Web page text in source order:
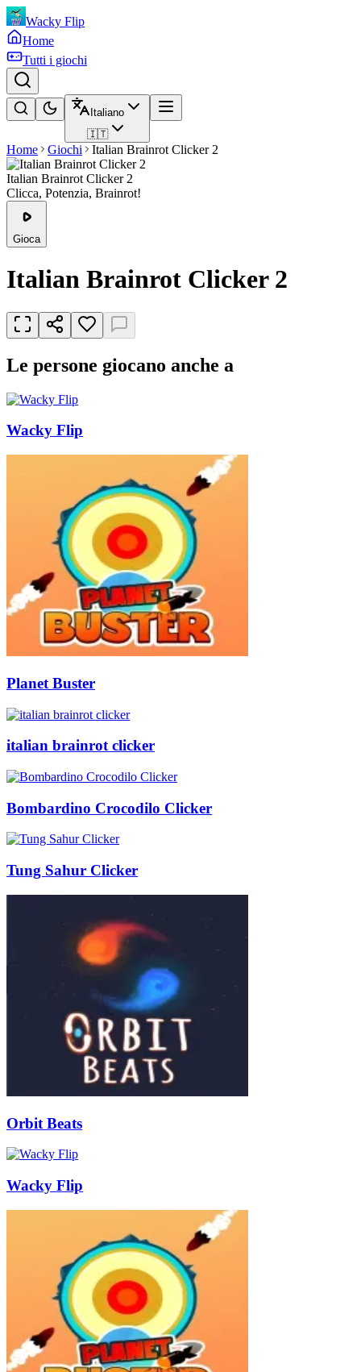
Wacky Flip
Home
Tutti i giochi
Italiano
🇮🇹
Home Giochi Italian Brainrot Clicker 2
Italian Brainrot Clicker 2
Clicca, Potenzia, Brainrot!
Gioca
Italian Brainrot Clicker 2
Le persone giocano anche a
Wacky Flip
Planet Buster
italian brainrot clicker
Bombardino Crocodilo Clicker
Tung Sahur Clicker
Orbit Beats
Wacky Flip